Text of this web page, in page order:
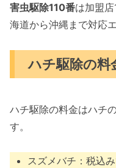
害虫駆除110番は加盟
海道から沖縄まで対応
ハチ駆除の
ハチ駆除の料金はハチ
す。
スズメバチ：税込